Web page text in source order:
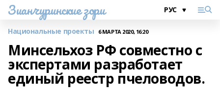
Зианчуринские зори
Национальные проекты 6 МАРТА 2020, 16:20
Минсельхоз РФ совместно с
экспертами разработает
единый реестр пчеловодов.